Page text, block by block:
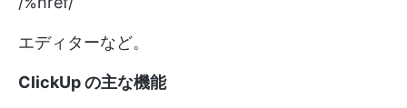
エディターなど。
ClickUp の主な機能